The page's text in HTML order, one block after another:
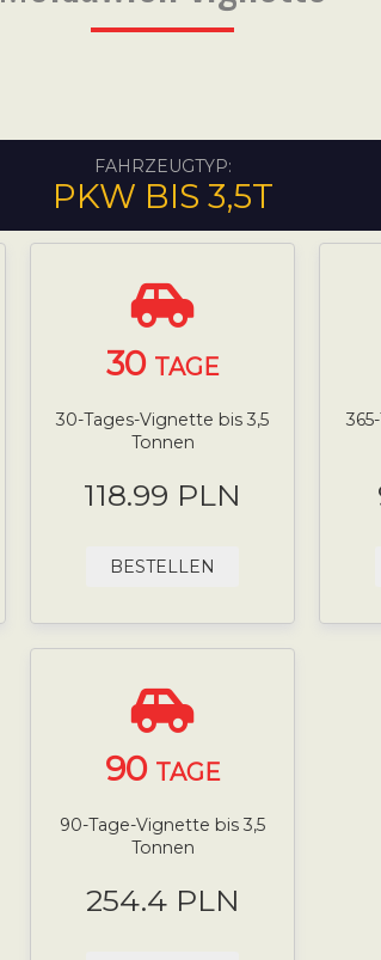
FAHRZEUGTYP:
PKW BIS 3,5T
30 TAGE
30-Tages-Vignette bis 3,5
Tonnen
118.99 PLN
BESTELLEN
90 TAGE
90-Tage-Vignette bis 3,5
Tonnen
254.4 PLN